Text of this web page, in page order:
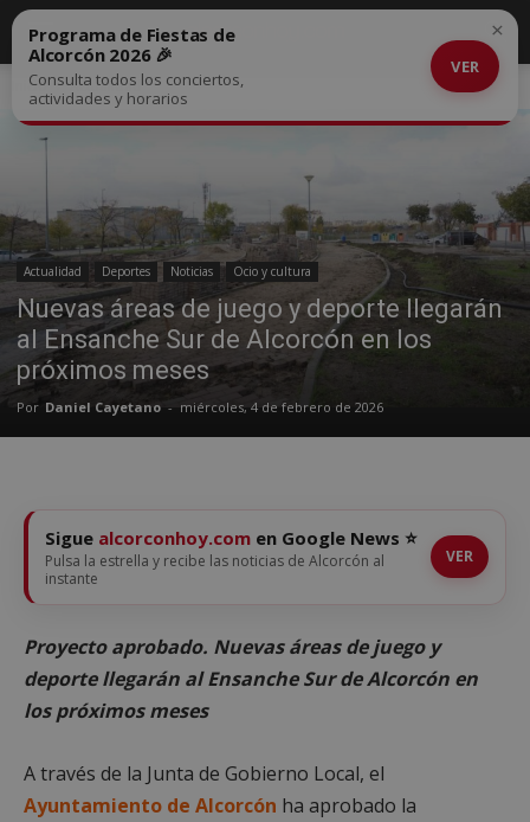
Inicio Actualidad
Actualidad Deportes Noticias Ocio y cultura
Nuevas áreas de juego y deporte llegarán
al Ensanche Sur de Alcorcón en los
próximos meses
Por Daniel Cayetano - miércoles, 4 de febrero de 2026
Programa de Fiestas de
Alcorcón 2026 🎉
Consulta todos los conciertos,
actividades y horarios
VER
×
Sigue alcorconhoy.com en Google News ⭐
Pulsa la estrella y recibe las noticias de Alcorcón al
instante
VER
Proyecto aprobado. Nuevas áreas de juego y
deporte llegarán al Ensanche Sur de Alcorcón en
los próximos meses
A través de la Junta de Gobierno Local, el
Ayuntamiento de Alcorcón ha aprobado la